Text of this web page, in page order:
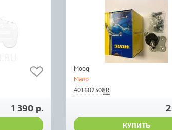
1 390 р.
Moog
Мало
401602308R
КУПИТЬ